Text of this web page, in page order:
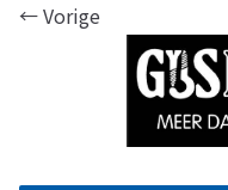
← Vorige